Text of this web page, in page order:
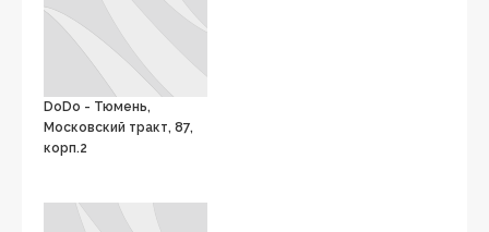
DoDo - Тюмень,
Московский тракт, 87,
корп.2